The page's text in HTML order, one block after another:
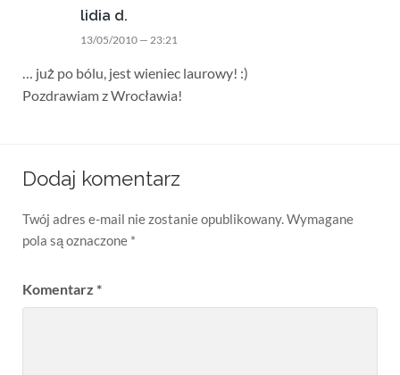
lidia d.
13/05/2010 — 23:21
… już po bólu, jest wieniec laurowy! :)
Pozdrawiam z Wrocławia!
Dodaj komentarz
Twój adres e-mail nie zostanie opublikowany.Wymagane
pola są oznaczone *
Komentarz *